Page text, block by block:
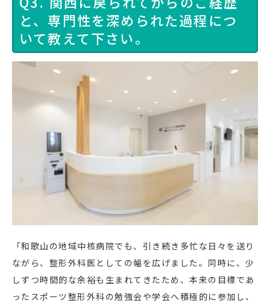
と、専門性を深められた過程につ
いて教えて下さい。
「和歌山の地域中核病院でも、引き続き多忙な日々を送り
ながら、整形外科医としての幅を広げました。同時に、少
しずつ時間的な余裕も生まれてきたため、本来の目標であ
ったスポーツ整形外科の勉強会や学会へ積極的に参加し、